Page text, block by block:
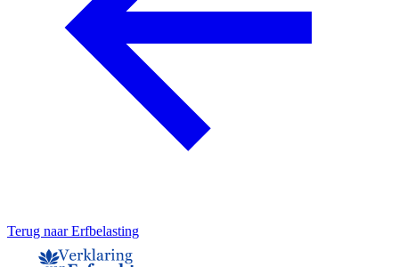
Terug naarErfbelasting